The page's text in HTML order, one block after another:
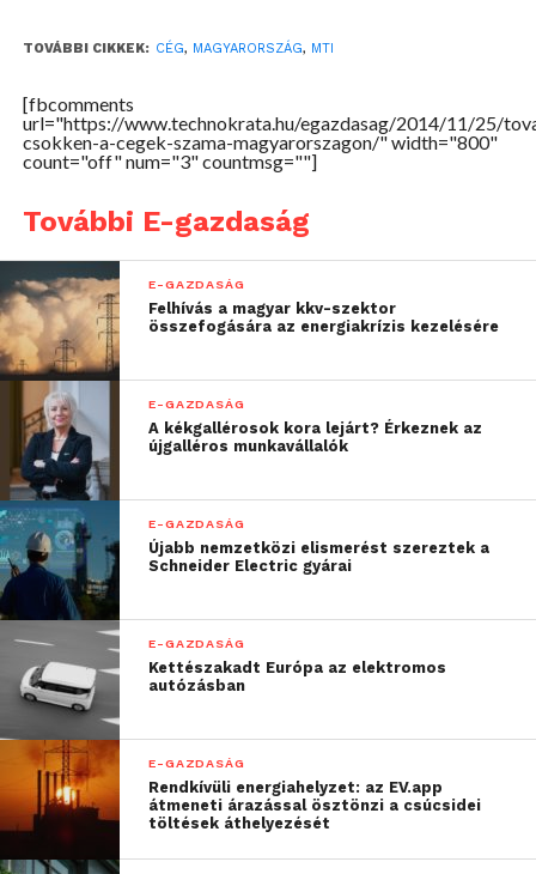
Kifejtette: az adósságokat felhalmozó
vállalkozást alapítaniuk, mint régen, ezért a
csökkenés hosszú távon akár egy stabilabb
cégvilághoz vezethet.
A kizárólag 100 millió forint árbevétel feletti cégeket
alapul véve például a 2014-re várható éves cégtörlési
index értéke csupán 0,48 százalék, ami jóval
kevesebb mint az összes cégre vonatkozó 7,8
százalék.
Forrás: MTI
TOVÁBBI CIKKEK: CÉG, MAGYARORSZÁG, MTI
[fbcomments
url="https://www.technokrata.hu/egazdasag/2014/11/25/
csokken-a-cegek-szama-magyarorszagon/" width="800"
count="off" num="3" countmsg=""]
További E-gazdaság
E-GAZDASÁG
Felhívás a magyar kkv-szektor
összefogására az energiakrízis kezelésére
E-GAZDASÁG
A kékgallérosok kora lejárt? Érkeznek az
újgalléros munkavállalók
E-GAZDASÁG
Újabb nemzetközi elismerést szereztek a
Schneider Electric gyárai
E-GAZDASÁG
Kettészakadt Európa az elektromos
autózásban
E-GAZDASÁG
Rendkívüli energiahelyzet: az EV.app
átmeneti árazással ösztönzi a csúcsidei
töltések áthelyezését